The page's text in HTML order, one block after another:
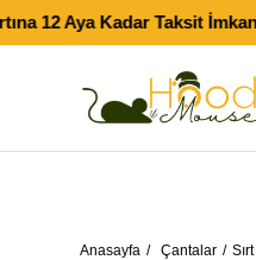
Taksit İmkanı
Anasayfa Çantalar